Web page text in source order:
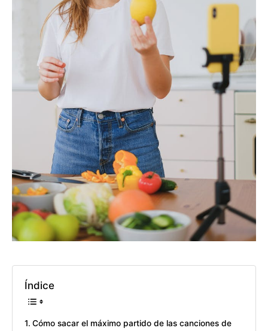
Índice
Cómo sacar el máximo partido de las canciones de